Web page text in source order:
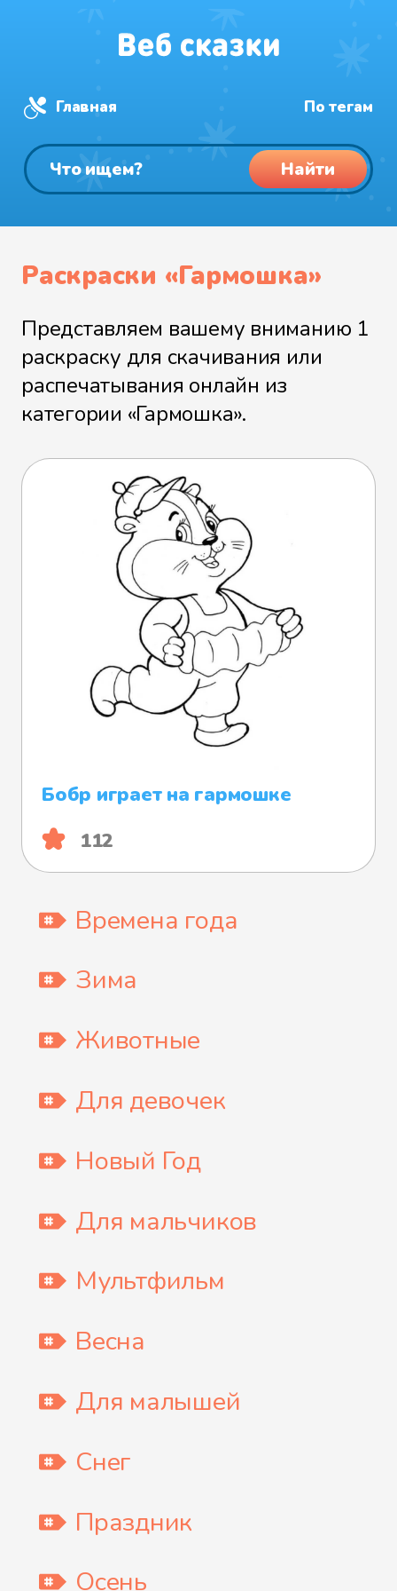
Главная По тегам
Найти
Раскраски «Гармошка»
Представляем вашему вниманию 1
раскраску для скачивания или
распечатывания онлайн из
категории «Гармошка».
Бобр играет на гармошке
112
Времена года
Зима
Животные
Для девочек
Новый Год
Для мальчиков
Мультфильм
Весна
Для малышей
Снег
Праздник
Осень